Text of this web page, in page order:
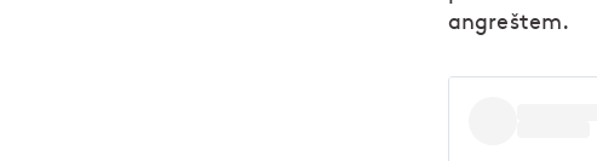
angreštem.